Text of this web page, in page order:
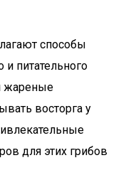
способы
и питательного
жареные
восторга у
для этих грибов